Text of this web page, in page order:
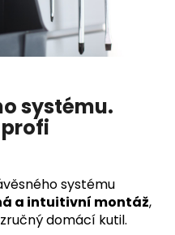
systému.
systému
a intuitivní montáž,
domácí kutil.